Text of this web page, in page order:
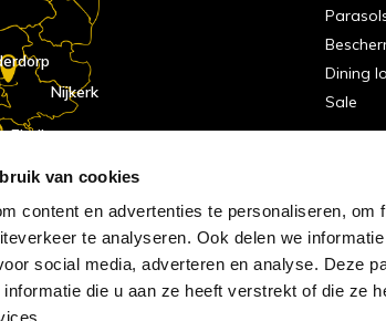
van cookies
content en advertenties te personaliseren, om
te analyseren. Ook delen we
social media, adverteren en analyse. Deze
die u aan ze heeft verstrekt of die ze
Eindhoven
Nijkerk
Dining
Sale